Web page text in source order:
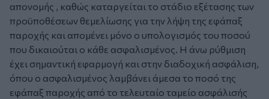
απονομής , καθώς καταργείται το στάδιο εξέτασης των
προϋποθέσεων θεμελίωσης για την λήψη της εφάπαξ
παροχής και απομένει μόνο ο υπολογισμός του ποσού
που δικαιούται ο κάθε ασφαλισμένος. Η άνω ρύθμιση
έχει σημαντική εφαρμογή και στην διαδοχική ασφάλιση,
όπου ο ασφαλισμένος λαμβάνει άμεσα το ποσό της
εφάπαξ παροχής από το τελευταίο ταμείο ασφάλισής